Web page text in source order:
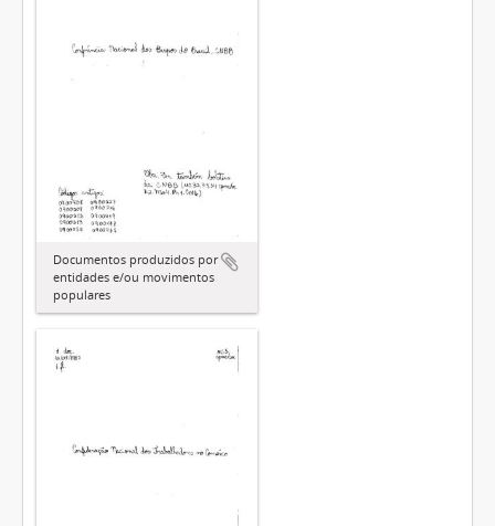
Documentos produzidos por
entidades e/ou movimentos
populares